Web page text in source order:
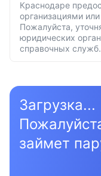
Краснодаре
организациями
Пожалуйста,
юридических
справочных служб.
Загрузка...
займет